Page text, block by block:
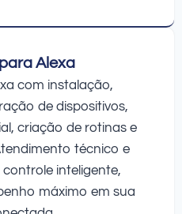
Alexa
com instalação,
de dispositivos,
criação de rotinas e
técnico e
inteligente,
máximo em sua